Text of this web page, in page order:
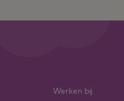
Werken bij